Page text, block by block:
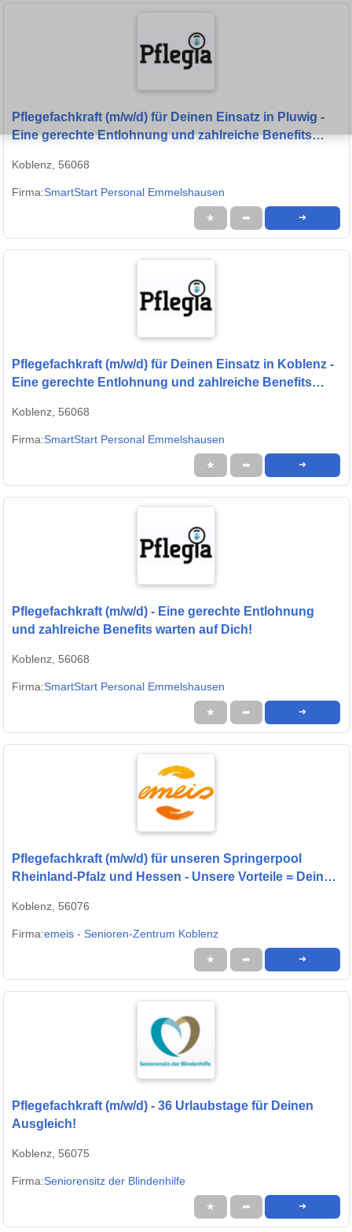
Pflegefachkraft (m/w/d) für Deinen Einsatz in Pluwig -
Eine gerechte Entlohnung und zahlreiche Benefits
Koblenz, 56068
Firma:SmartStart Personal Emmelshausen
★ ➦ ➜
Pflegefachkraft (m/w/d) für Deinen Einsatz in Koblenz -
Eine gerechte Entlohnung und zahlreiche Benefits
Koblenz, 56068
Firma:SmartStart Personal Emmelshausen
★ ➦ ➜
Pflegefachkraft (m/w/d) - Eine gerechte Entlohnung
und zahlreiche Benefits warten auf Dich!
Koblenz, 56068
Firma:SmartStart Personal Emmelshausen
★ ➦ ➜
Pflegefachkraft (m/w/d) für unseren Springerpool
Rheinland-Pfalz und Hessen - Unsere Vorteile = Deine
Koblenz, 56076
Firma:emeis - Senioren-Zentrum Koblenz
★ ➦ ➜
Pflegefachkraft (m/w/d) - 36 Urlaubstage für Deinen
Ausgleich!
Koblenz, 56075
Firma:Seniorensitz der Blindenhilfe
★ ➦ ➜